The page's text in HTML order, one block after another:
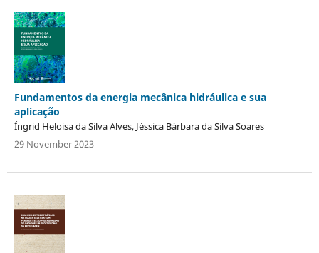
Fundamentos da energia mecânica hidráulica e sua
aplicação
Íngrid Heloisa da Silva Alves, Jéssica Bárbara da Silva Soares
29 November 2023